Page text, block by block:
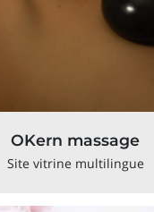
OKern massage
Site vitrine multilingue